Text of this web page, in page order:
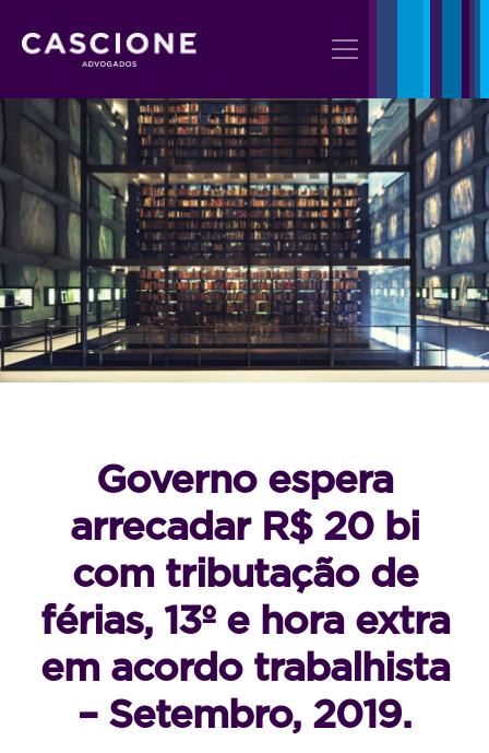
Governo espera
arrecadar R$ 20 bi
com tributação de
férias, 13º e hora extra
em acordo trabalhista
– Setembro, 2019.